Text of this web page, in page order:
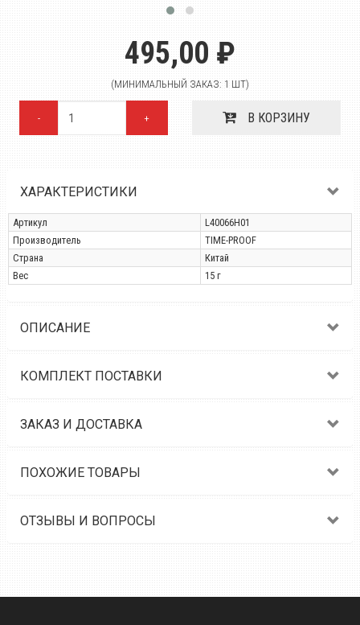
495,00 ₽
(МИНИМАЛЬНЫЙ ЗАКАЗ: 1 ШТ)
- + В КОРЗИНУ
ХАРАКТЕРИСТИКИ
Артикул
L40066H01
Производитель
TIME-PROOF
Страна
Китай
Вес
15 г
ОПИСАНИЕ
КОМПЛЕКТ ПОСТАВКИ
ЗАКАЗ И ДОСТАВКА
ПОХОЖИЕ ТОВАРЫ
ОТЗЫВЫ И ВОПРОСЫ